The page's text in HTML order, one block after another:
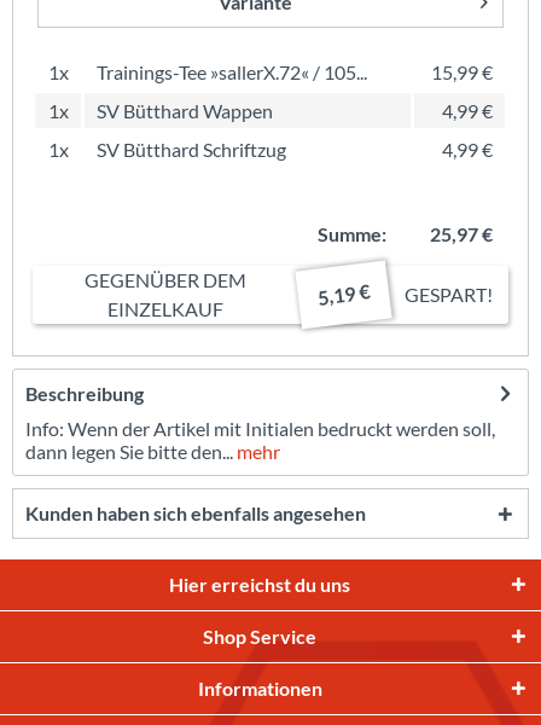
1x Trainings-Tee »sallerX.72« / 105...
15,99 €
1x
SV Bütthard Wappen
4,99 €
1x
SV Bütthard Schriftzug 4,99 €
Summe:
25,97 €
GEGENÜBER DEM
EINZELKAUF
5,19 € GESPART!
Beschreibung
Info: Wenn der Artikel mit Initialen bedruckt werden soll,
dann legen Sie bitte den... mehr
Kunden haben sich ebenfalls angesehen
Hier erreichst du uns
Shop Service
Informationen